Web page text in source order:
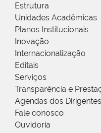
Estrutura
Unidades Acadêmicas
Planos Institucionais
Inovação
Internacionalização
Editais
Serviços
Transparência e
Agendas dos Dirigentes
Fale conosco
Ouvidoria